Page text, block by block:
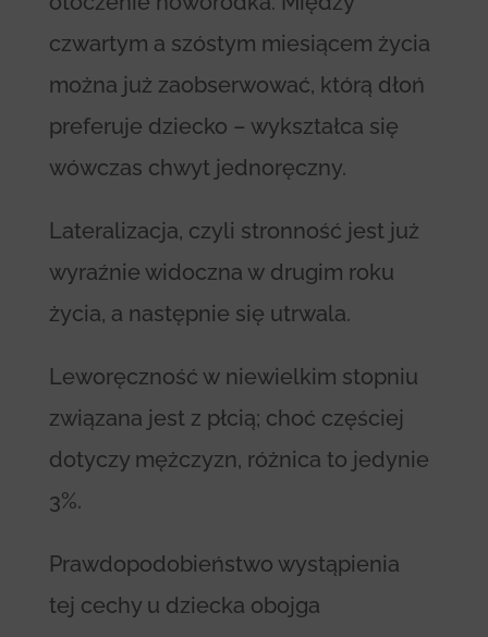
czwartym a szóstym miesiącem życia
można już zaobserwować, którą dłoń
preferuje dziecko – wykształca się
wówczas chwyt jednoręczny.
Lateralizacja, czyli stronność jest już
wyraźnie widoczna w drugim roku
życia, a następnie się utrwala.
Leworęczność w niewielkim stopniu
związana jest z płcią; choć częściej
dotyczy mężczyzn, różnica to jedynie
3%.
Prawdopodobieństwo wystąpienia
tej cechy u dziecka obojga